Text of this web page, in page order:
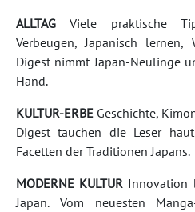
ALLTAG Viele praktische
Verbeugen, Japanisch
Digest nimmt Japan-Neulinge
Hand.
KULTUR-ERBE Geschichte,
Digest tauchen die Leser
Facetten der Traditionen Japans.
MODERNE KULTUR Innovation
Japan. Vom neuesten